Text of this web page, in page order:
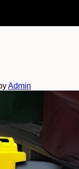
Admin